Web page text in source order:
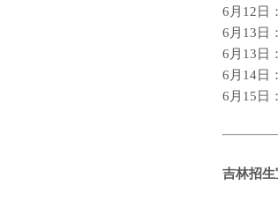
6 月 12 日：
6 月 13 日：
6 月 13 日：
6 月 14日：
6 月 15 日：
吉林招生